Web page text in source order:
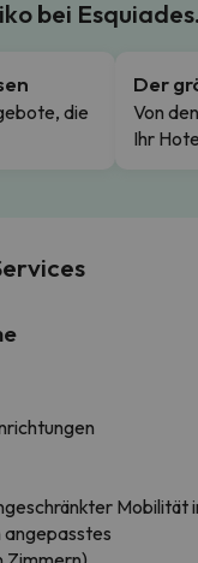
bei
die
Der
Von
Ihr
Mobilität